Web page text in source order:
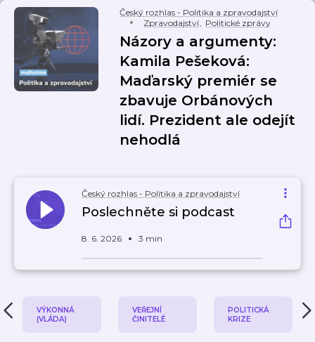
Český rozhlas - Politika a zpravodajství
Zpravodajství, Politické zprávy
Názory a argumenty:
Kamila Pešeková:
Maďarský premiér se
zbavuje Orbánových
lidí. Prezident ale odejít
nehodlá
Český rozhlas - Politika a zpravodajství
Poslechněte si podcast
8. 6. 2026 3 min
VÝKONNÁ
(VLÁDA)
VEŘEJNÍ
ČINITELÉ
POLITICKÁ
KRIZE